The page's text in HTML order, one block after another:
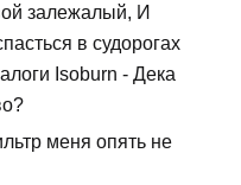
залежалый, И
в судорогах
Isoburn - Дека
меня опять не